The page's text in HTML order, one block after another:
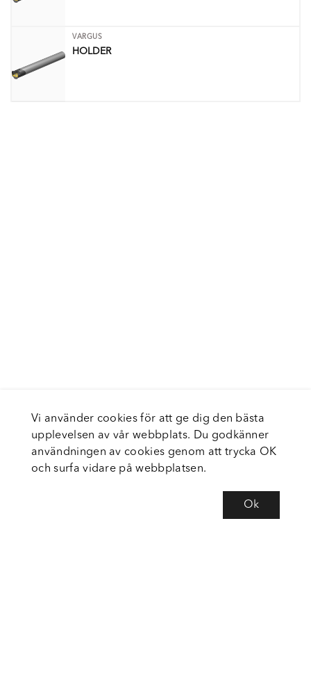
VARGUS
HOLDER
Vi använder cookies för att ge dig den bästa
upplevelsen av vår webbplats. Du godkänner
användningen av cookies genom att trycka OK
och surfa vidare på webbplatsen.
Ok